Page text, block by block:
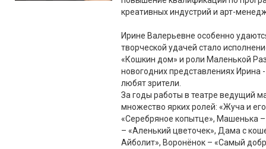
креативных индустрий и арт-
Ирине Валерьевне особенно
творческой удачей стало
«Кошкин дом» и роли Маленькой
новогодних представлениях Ирина
любят зрители.
За годы работы в театре ведущий
множество ярких ролей: «Жуча и
«Серебряное копытце», Машенька
– «Аленький цветочек», Дама с
Айболит», Воронёнок – «Самый